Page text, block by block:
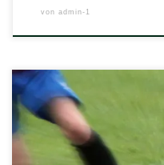
von admin-1
Aktuell fanden oder
H/N/U-Beteiligung statt:
HerleshausenD-Jugend: